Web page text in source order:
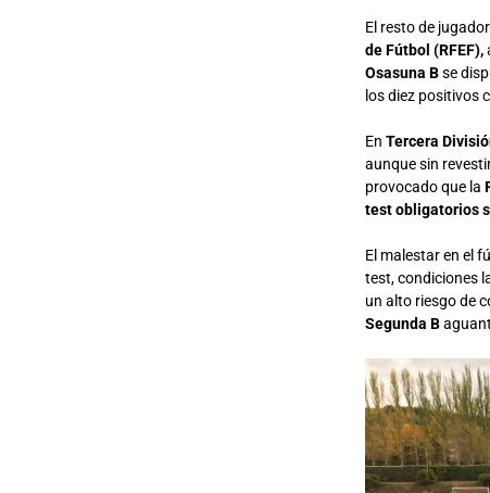
El resto de
de Fútbol (RFEF),
Osasuna Bse
los diez positivos
En Tercera
aunque sin
provocado que la
test obligatorios
El malestar en el
test, condiciones
un alto riesgo de
Segunda B